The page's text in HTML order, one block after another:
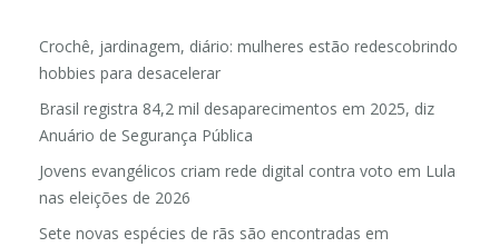
Crochê, jardinagem, diário: mulheres estão redescobrindo
hobbies para desacelerar
Brasil registra 84,2 mil desaparecimentos em 2025, diz
Anuário de Segurança Pública
Jovens evangélicos criam rede digital contra voto em Lula
nas eleições de 2026
Sete novas espécies de rãs são encontradas em